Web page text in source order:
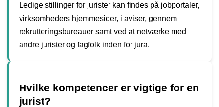
Ledige stillinger for jurister kan findes på jobportaler,
virksomheders hjemmesider, i aviser, gennem
rekrutteringsbureauer samt ved at netværke med
andre jurister og fagfolk inden for jura.
Hvilke kompetencer er vigtige for en
jurist?